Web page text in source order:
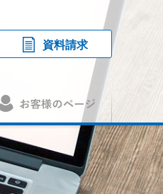
資料請求
様のページ